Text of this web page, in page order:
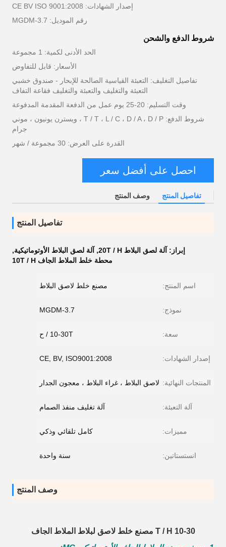
إصدار الشهادات: CE BV ISO 9001:2008
رقم الموديل: MGDM-3.7
شروط الدفع والشحن
الحد الأدنى لكمية: 1 مجموعة
الأسعار: قابل للتفاوض
تفاصيل التغليف: التعبئة القياسية الصالحة للإبحار - صندوق خشبي
التعبئة والتغليف والتعبئة والتغليف فقاعة التفاف
وقت التسليم: 20-25 يوم عمل من الدفعة المقدمة المدفوعة
شروط الدفع: T / T ، L / C ، D / A ، D / P ، ويسترن يونيون ، موني
جرام
القدرة على العرض: 30 مجموعة / شهر
احصل على أفضل سعر
تفاصيل المنتج وصف المنتج
تفاصيل المنتج
إبراز: آلة لصق البلاط 20T / H , آلة لصق البلاط الأوتوماتيكية,
محطة خلط الملاط الجاف 10T / H
اسم المنتج: مصنع خلط لاصق البلاط
نموذج: MGDM-3.7
سعة: 10-30T / ح
إصدار الشهادات: CE, BV, ISO9001:2008
المنتجات النهائية: لاصق البلاط ، غراء البلاط ، معجون الجدار
آلة التعبئة: آلة تغليف منفذ الصمام
مميزات: كامل تلقائي وذكي
انستستاتين: سنة واحدة
وصف المنتج
10-30 T / H مصنع خلط لاصق لبلاط الملاط الجاف